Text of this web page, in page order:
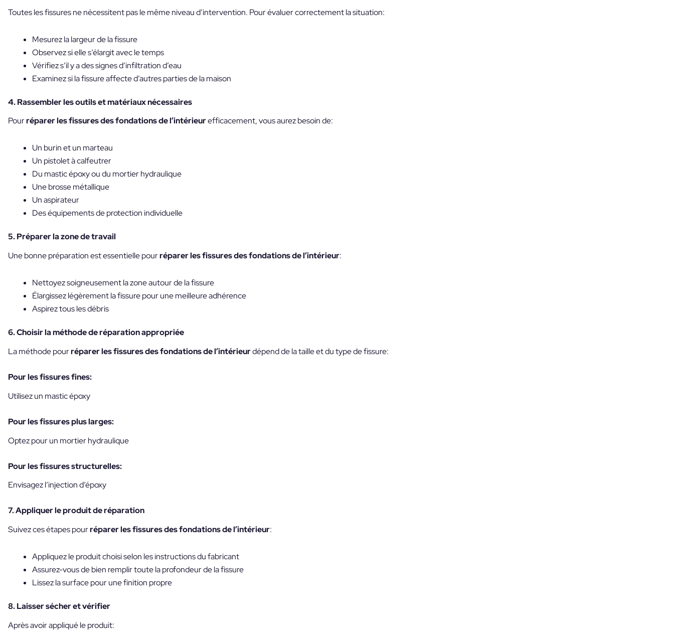
Toutes les fissures ne nécessitent pas le même niveau d’intervention. Pour évaluer correctement la situation:
Mesurez la largeur de la fissure
Observez si elle s’élargit avec le temps
Vérifiez s’il y a des signes d’infiltration d’eau
Examinez si la fissure affecte d’autres parties de la maison
4. Rassembler les outils et matériaux nécessaires
Pourréparer les fissures des fondations de l’intérieurefficacement, vous aurez besoin de:
Un burin et un marteau
Un pistolet à calfeutrer
Du mastic époxy ou du mortier hydraulique
Une brosse métallique
Un aspirateur
Des équipements de protection individuelle
5. Préparer la zone de travail
Une bonne préparation est essentielle pourréparer les fissures des fondations de l’intérieur:
Nettoyez soigneusement la zone autour de la fissure
Élargissez légèrement la fissure pour une meilleure adhérence
Aspirez tous les débris
6. Choisir la méthode de réparation appropriée
La méthode pourréparer les fissures des fondations de l’intérieurdépend de la taille et du type de fissure:
Pour les fissures fines:
Utilisez un mastic époxy
Pour les fissures plus larges:
Optez pour un mortier hydraulique
Pour les fissures structurelles:
Envisagez l’injection d’époxy
7. Appliquer le produit de réparation
Suivez ces étapes pourréparer les fissures des fondations de l’intérieur:
Appliquez le produit choisi selon les instructions du fabricant
Assurez-vous de bien remplir toute la profondeur de la fissure
Lissez la surface pour une finition propre
8. Laisser sécher et vérifier
Après avoir appliqué le produit: